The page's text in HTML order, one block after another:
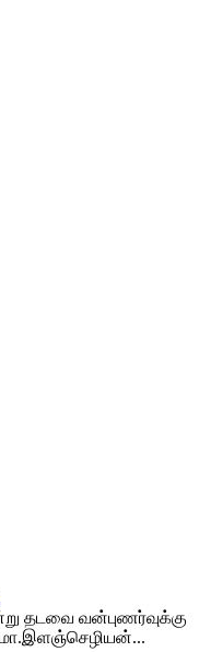
தடவை வன்புணர்வுக்கு
மா.இளஞ்செழியன்...